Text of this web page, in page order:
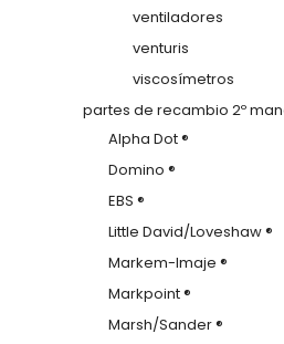
ventiladores
venturis
viscosímetros
partes de recambio 2º
Alpha Dot ®
Domino ®
EBS ®
Little David/Loveshaw ®
Markem-Imaje ®
Markpoint ®
Marsh/Sander ®